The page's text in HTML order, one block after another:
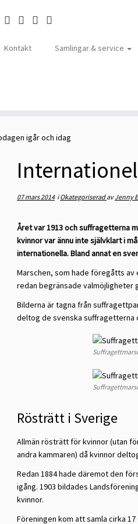
Kontakt Samlingar & service
igår och idag
07 mars 2014iOkategoriseradavJenny
Året var 1913 och suffragetterna
kvinnor var ännu inte självklart i
internationella. Bland annat en
Marschen, som hade föregåtts av
redan begränsade valmöjligheter
Bilderna är tagna från
deltog de svenska suffragetterna
Rösträtt i Sverige
Allmän rösträtt för kvinnor (utan
andra kammaren) då kvinnor
Redan 1884 hade däremot den
igång. 1903 bildades
kvinnor.
Föreningen kom att samla cirka